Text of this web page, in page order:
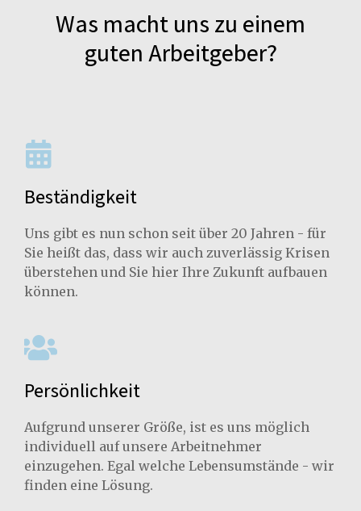
Was macht uns zu einem
guten Arbeitgeber?
Beständigkeit
Uns gibt es nun schon seit über 20 Jahren - für
Sie heißt das, dass wir auch zuverlässig Krisen
überstehen und Sie hier Ihre Zukunft aufbauen
können.
Persönlichkeit
Aufgrund unserer Größe, ist es uns möglich
individuell auf unsere Arbeitnehmer
einzugehen. Egal welche Lebensumstände - wir
finden eine Lösung.